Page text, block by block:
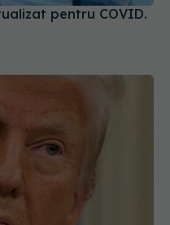
pentru COVID.